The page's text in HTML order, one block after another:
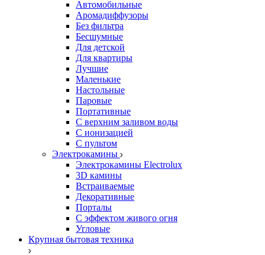
Автомобильные
Аромадиффузоры
Без фильтра
Бесшумные
Для детской
Для квартиры
Лучшие
Маленькие
Настольные
Паровые
Портативные
С верхним заливом воды
С ионизацией
С пультом
Электрокамины
Электрокамины Electrolux
3D камины
Встраиваемые
Декоративные
Порталы
С эффектом живого огня
Угловые
Крупная бытовая техника